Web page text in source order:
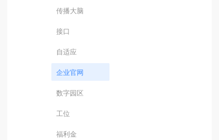
传播大脑
接口
自适应
企业官网
数字园区
工位
福利金